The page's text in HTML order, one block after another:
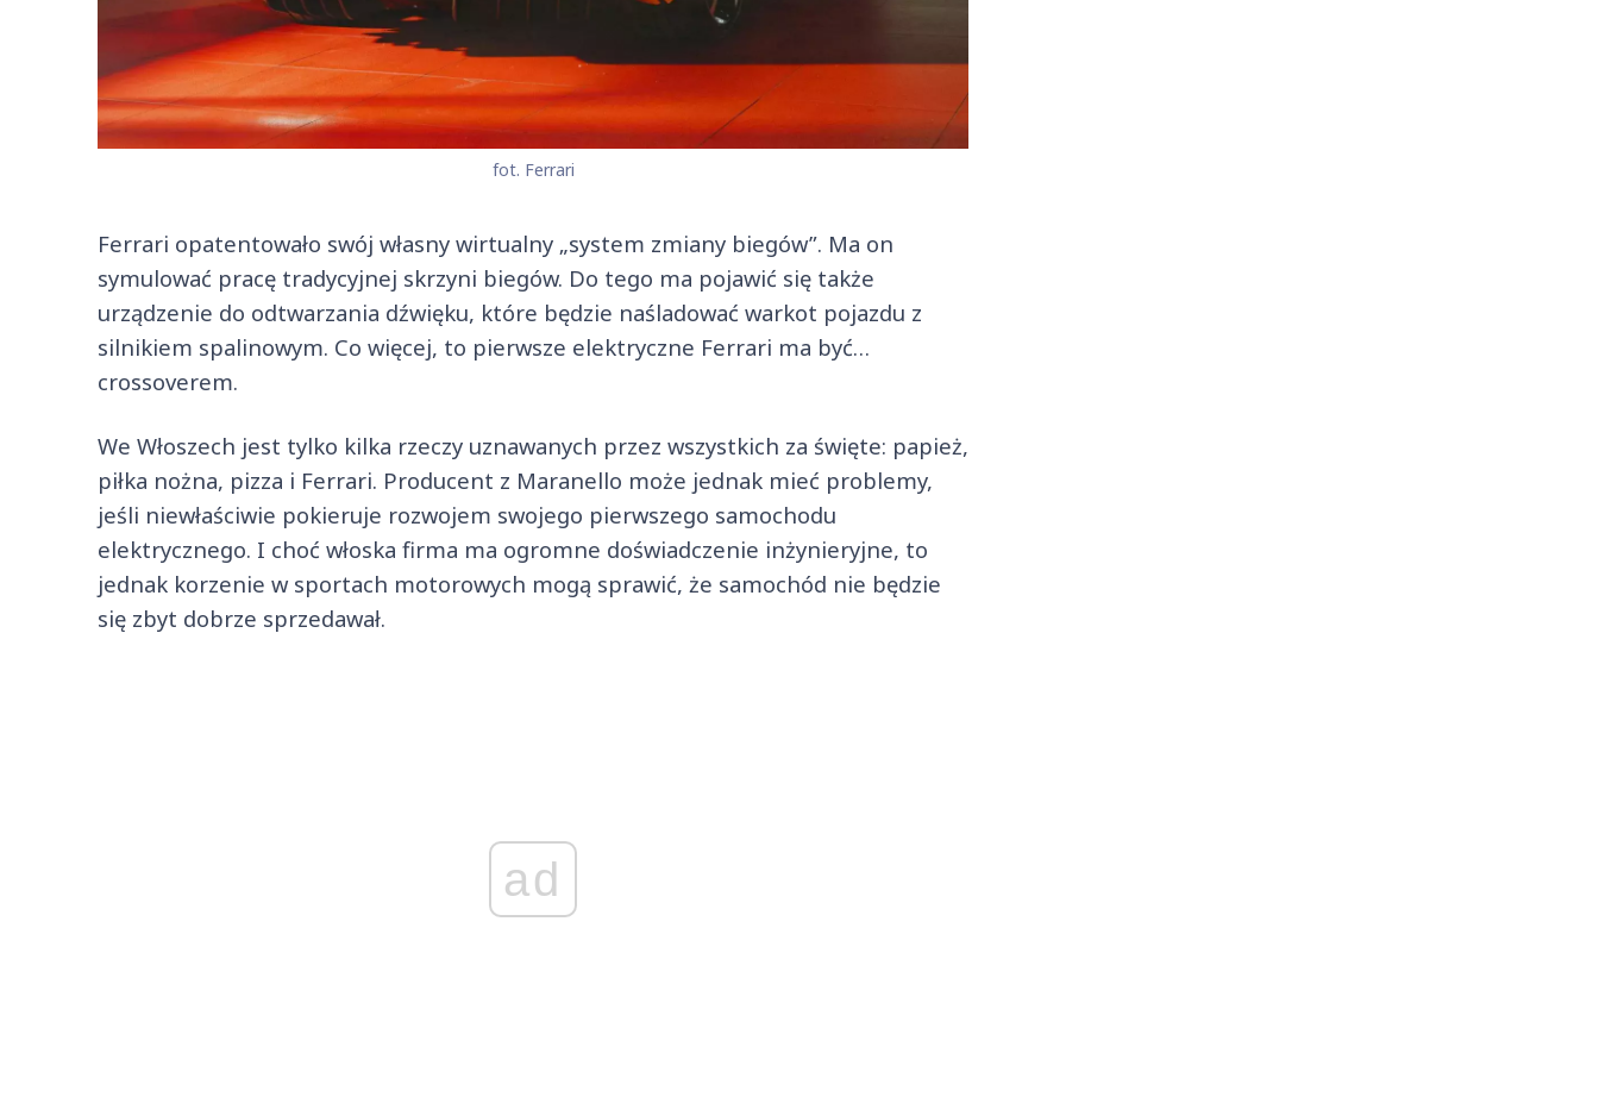
fot. Ferrari
Ferrari opatentowało swój własny wirtualny „system zmiany biegów”. Ma on
symulować pracę tradycyjnej skrzyni biegów. Do tego ma pojawić się także
urządzenie do odtwarzania dźwięku, które będzie naśladować warkot pojazdu z
silnikiem spalinowym. Co więcej, to pierwsze elektryczne Ferrari ma być…
crossoverem.
We Włoszech jest tylko kilka rzeczy uznawanych przez wszystkich za święte: papież,
piłka nożna, pizza i Ferrari. Producent z Maranello może jednak mieć problemy,
jeśli niewłaściwie pokieruje rozwojem swojego pierwszego samochodu
elektrycznego. I choć włoska firma ma ogromne doświadczenie inżynieryjne, to
jednak korzenie w sportach motorowych mogą sprawić, że samochód nie będzie
się zbyt dobrze sprzedawał.
ad